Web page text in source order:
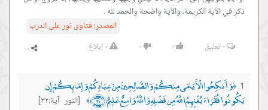
ذكر في الآية الكريمة، والآية واضحة والحمد لله .
المصدر:فتاوى نور على الدرب
٠تعليق ٠ ٠ ٠ إبلاغ
﴿وَأَنكِحُوا الْأَيَامَى مِنكُمْ وَالصَّالِحِينَ مِنْ عِبَادِكُمْ وَإِمَائِكُمْ إِن
يَكُونُوا فُقَرَاءَ يُغْنِهِمُ اللَّهُ مِن فَضْلِهِ وَاللَّهُ وَاسِعٌ عَلِيمٌ ﴿٣٢﴾ ﴾
[النور آية:٣٢]